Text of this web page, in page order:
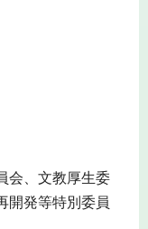
会、文教厚生委
開発等特別委員